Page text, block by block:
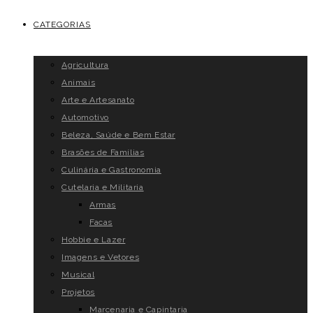
CATEGORIAS
Agricultura
Animais
Arte e Artesanato
Automotivo
Beleza, Saúde e Bem Estar
Brasões de Famílias
Culinária e Gastronomia
Cutelaria e Militaria
Armas
Facas
Hobbie e Lazer
Imagens e Vetores
Musical
Projetos
Marcenaria e Capintaria